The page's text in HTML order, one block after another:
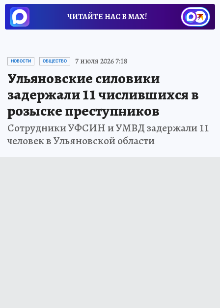
ЧИТАЙТЕ НАС В МАХ!
НОВОСТИ ОБЩЕСТВО 7 июля 2026 7:18
Ульяновские силовики
задержали 11 числившихся в
розыске преступников
Сотрудники УФСИН и УМВД задержали 11
человек в Ульяновской области